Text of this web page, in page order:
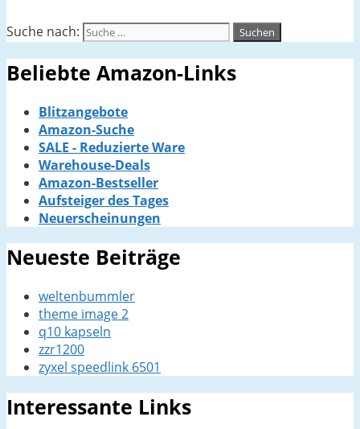
Suche nach:
Beliebte Amazon-Links
Blitzangebote
Amazon-Suche
SALE - Reduzierte Ware
Warehouse-Deals
Amazon-Bestseller
Aufsteiger des Tages
Neuerscheinungen
Neueste Beiträge
weltenbummler
theme image 2
q10 kapseln
zzr1200
zyxel speedlink 6501
Interessante Links